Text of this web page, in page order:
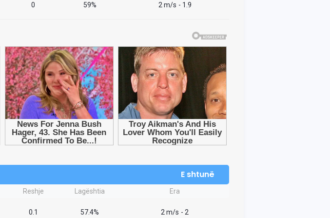
0 59% 2 m/s - 1.9
E shtunë
Reshje Lagështia Era
0.1 57.4% 2 m/s - 2